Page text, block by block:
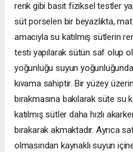
renk gibi basit fiziksel testler
süt porselen bir beyazlıkta, mat
amacıyla su katılmış sütlerin
testi yapılarak sütün saf olup
yoğunluğu suyun
kıvama sahiptir. Bir yüzey
bırakmasına bakılarak süte su
katılmış sütler daha hızlı
bırakarak akmaktadır. Ayrıca
olmasından kaynaklı suyun